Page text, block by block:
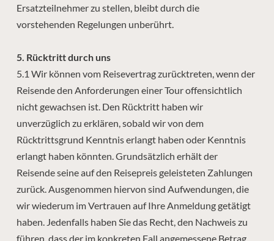
Ersatzteilnehmer zu stellen, bleibt durch die
vorstehenden Regelungen unberührt.
5. Rücktritt durch uns
5.1 Wir können vom Reisevertrag zurücktreten, wenn der
Reisende den Anforderungen einer Tour offensichtlich
nicht gewachsen ist. Den Rücktritt haben wir
unverzüglich zu erklären, sobald wir von dem
Rücktrittsgrund Kenntnis erlangt haben oder Kenntnis
erlangt haben könnten. Grundsätzlich erhält der
Reisende seine auf den Reisepreis geleisteten Zahlungen
zurück. Ausgenommen hiervon sind Aufwendungen, die
wir wiederum im Vertrauen auf Ihre Anmeldung getätigt
haben. Jedenfalls haben Sie das Recht, den Nachweis zu
führen, dass der im konkreten Fall angemessene Betrag